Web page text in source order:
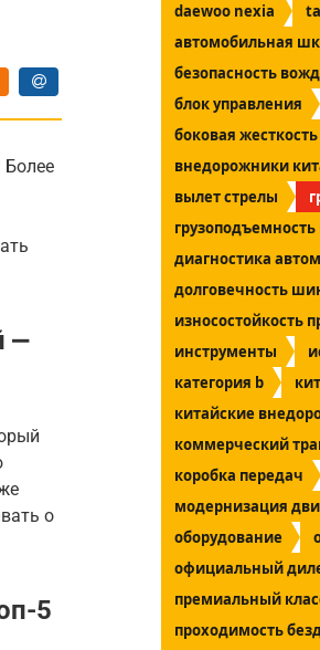
⎼
о
5
daewoo nexia
автомобильная
безопасность
блок управления
боковая жесткость
внедорожники
вылет стрелы
диагностика
долговечность
износостойкость
инструменты
категория b
китайские
коммерческий
коробка передач
модернизация
оборудование
официальный
премиальный
проходимость